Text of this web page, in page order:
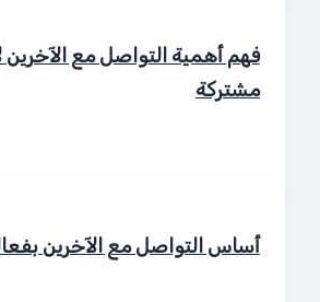
فهم أهمية التواصل مع الآخرين
مشتركة
أساس التواصل مع الآخرين